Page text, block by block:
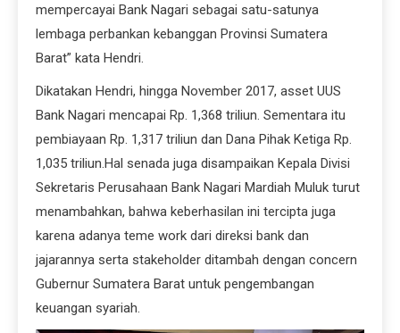
mempercayai Bank Nagari sebagai satu-satunya
lembaga perbankan kebanggan Provinsi Sumatera
Barat” kata Hendri.
Dikatakan Hendri, hingga November 2017, asset UUS
Bank Nagari mencapai Rp. 1,368 triliun. Sementara itu
pembiayaan Rp. 1,317 triliun dan Dana Pihak Ketiga Rp.
1,035 triliun.Hal senada juga disampaikan Kepala Divisi
Sekretaris Perusahaan Bank Nagari Mardiah Muluk turut
menambahkan, bahwa keberhasilan ini tercipta juga
karena adanya teme work dari direksi bank dan
jajarannya serta stakeholder ditambah dengan concern
Gubernur Sumatera Barat untuk pengembangan
keuangan syariah.